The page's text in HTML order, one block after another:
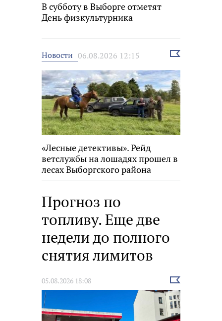
В субботу в Выборге отметят
День физкультурника
Новости 06.08.2026 12:15
Выбрать
«Лесные детективы». Рейд
ветслужбы на лошадях прошел в
лесах Выборгского района
Прогноз по
топливу. Еще две
недели до полного
снятия лимитов
05.08.2026 18:08
Выбрать
новость